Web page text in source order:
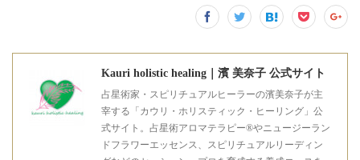
Kauri holistic healing｜濱 美奈子 公式サイト
占星術家・スピリチュアルヒーラーの濱美奈子が主
宰する「カウリ・ホリスティック・ヒーリング」公
式サイト。占星術アロマテラピー®やニュージーラン
ドフラワーエッセンス、スピリチュアルリーディン